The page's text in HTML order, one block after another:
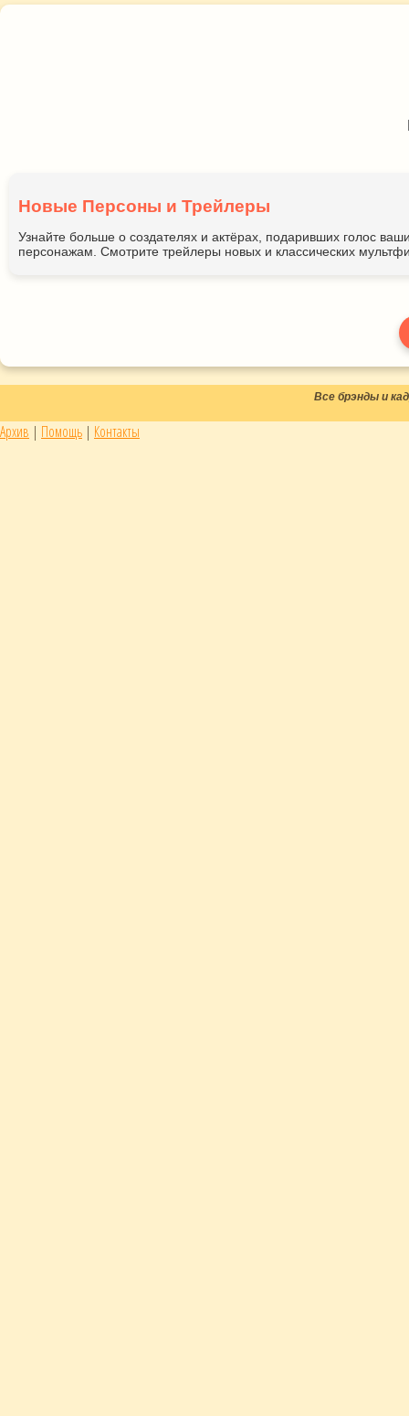
Новые Персоны и Трейлеры
Узнайте больше о создателях и актёрах, подаривших голос
персонажам. Смотрите трейлеры новых и классических
Все брэнды и
Архив | Помощь | Контакты